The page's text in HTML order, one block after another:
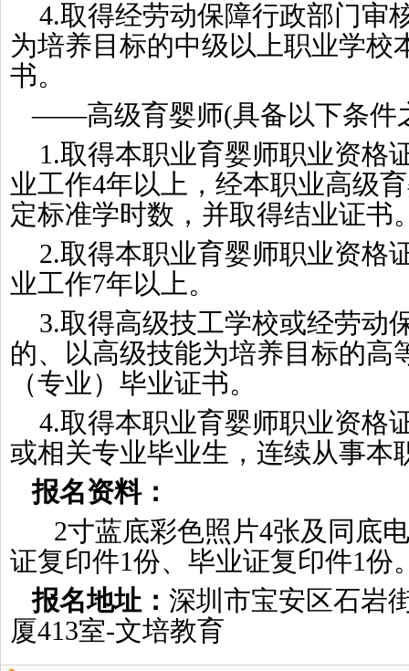
4.取得经劳动保障行政部门审
为培养目标的中级以上职业学校
书。
——高级育婴师(具备以下条件
1.取得本职业育婴师职业资格
业工作4年以上，经本职业高级
定标准学时数，并取得结业证书
2.取得本职业育婴师职业资格
业工作7年以上。
3.取得高级技工学校或经劳动
的、以高级技能为培养目标的高
（专业）毕业证书。
4.取得本职业育婴师职业资格
或相关专业毕业生，连续从事本
报名资料：
2寸蓝底彩色照片4张及同底
证复印件1份、毕业证复印件1份
报名地址： 深圳市宝安区石岩
厦413室-文培教育